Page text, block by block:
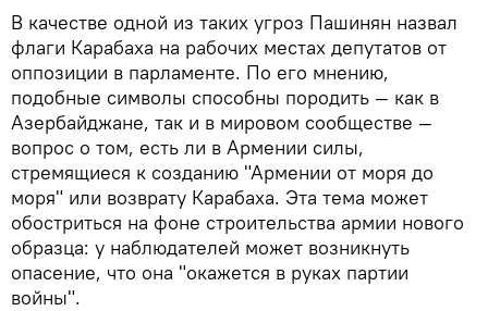
В качестве одной из таких угроз Пашинян назвал
флаги Карабаха на рабочих местах депутатов от
оппозиции в парламенте. По его мнению,
подобные символы способны породить — как в
Азербайджане, так и в мировом сообществе —
вопрос о том, есть ли в Армении силы,
стремящиеся к созданию "Армении от моря до
моря" или возврату Карабаха. Эта тема может
обостриться на фоне строительства армии нового
образца: у наблюдателей может возникнуть
опасение, что она "окажется в руках партии
войны".